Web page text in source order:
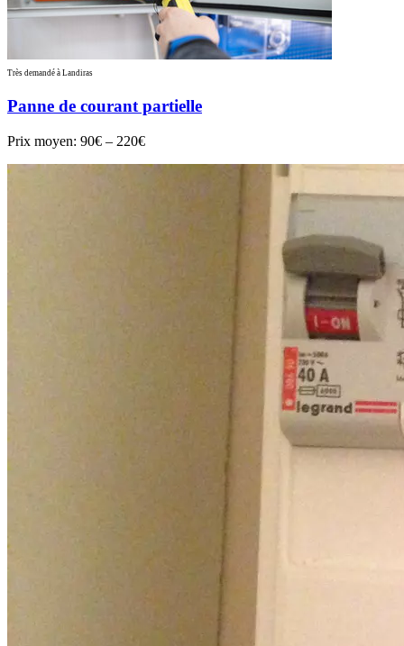
Très demandé à Landiras
Panne de courant partielle
Prix moyen: 90€ – 220€